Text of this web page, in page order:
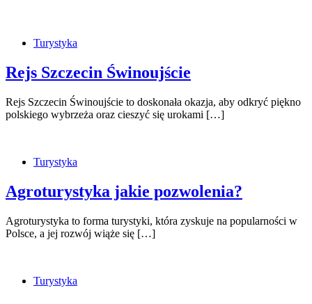
Turystyka
Rejs Szczecin Świnoujście
Rejs Szczecin Świnoujście to doskonała okazja, aby odkryć piękno
polskiego wybrzeża oraz cieszyć się urokami […]
Turystyka
Agroturystyka jakie pozwolenia?
Agroturystyka to forma turystyki, która zyskuje na popularności w
Polsce, a jej rozwój wiąże się […]
Turystyka